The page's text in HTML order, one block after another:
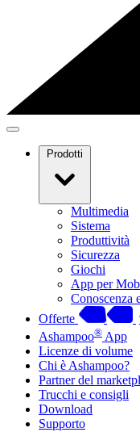
Prodotti
Multimedia
Sistema
Produttività
Sicurezza
Giochi
App per
Conoscenza
Offerte
Ashampoo® App
Licenze di volume
Chi è Ashampoo?
Partner del
Trucchi e consigli
Download
Supporto